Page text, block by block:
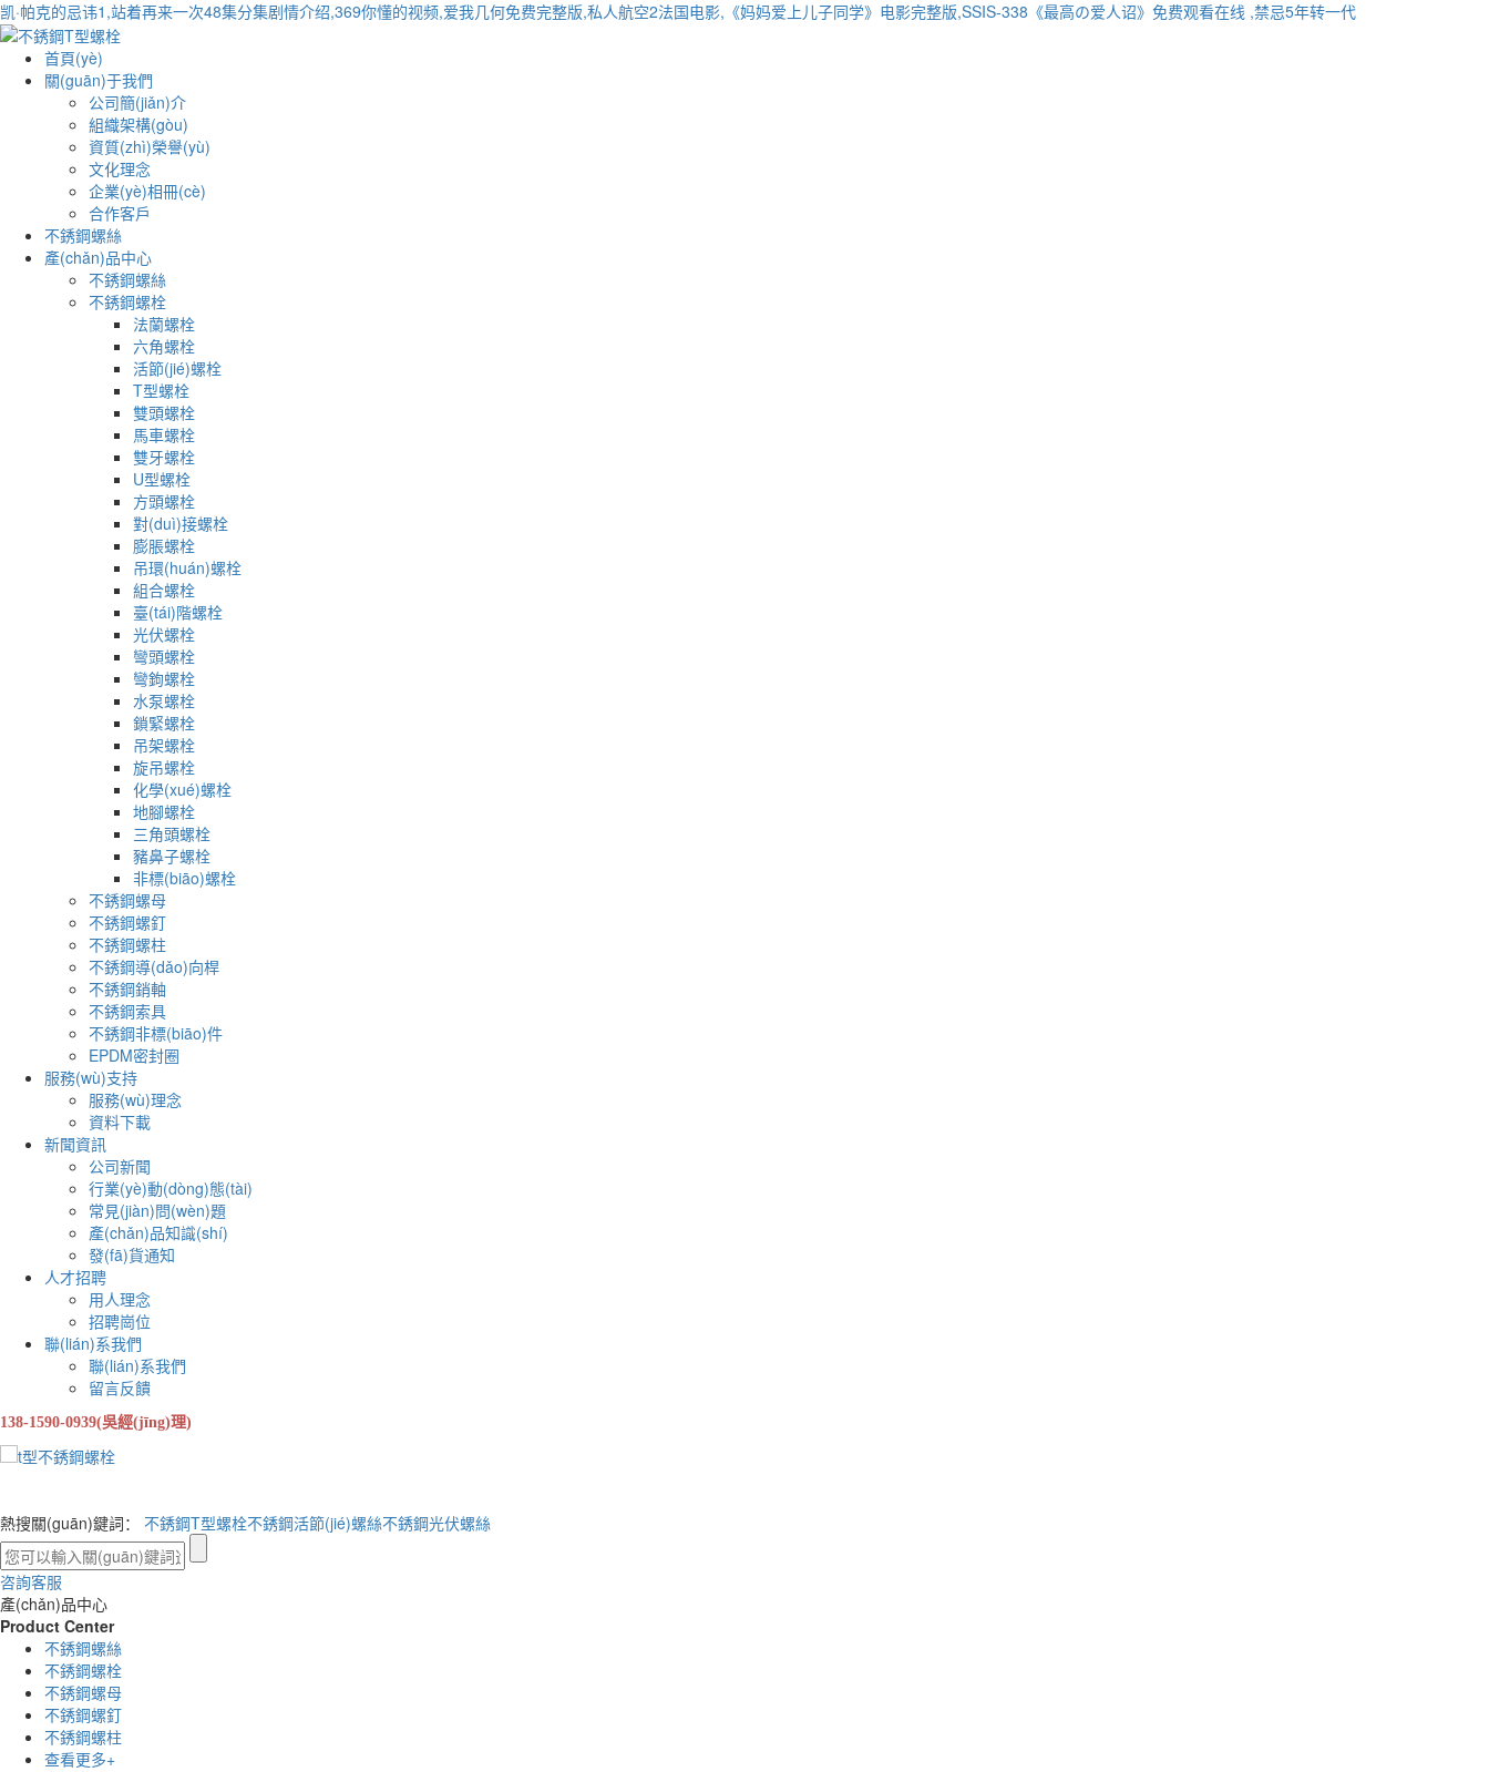
凯·帕克的忌讳1,站着再来一次48集分集剧情介绍,369你懂的视频,爱我几何免费完整版,私人航空2法国电影,《妈妈爱上儿子同学》电影完整版,SSIS-338《最高の爱人诏》免费观看在线 ,禁忌5年转一代
首頁(yè)
關(guān)于我們
公司簡(jiǎn)介
組織架構(gòu)
資質(zhì)榮譽(yù)
文化理念
企業(yè)相冊(cè)
合作客戶
不銹鋼螺絲
產(chǎn)品中心
不銹鋼螺絲
不銹鋼螺栓
法蘭螺栓
六角螺栓
活節(jié)螺栓
T型螺栓
雙頭螺栓
馬車螺栓
雙牙螺栓
U型螺栓
方頭螺栓
對(duì)接螺栓
膨脹螺栓
吊環(huán)螺栓
組合螺栓
臺(tái)階螺栓
光伏螺栓
彎頭螺栓
彎鉤螺栓
水泵螺栓
鎖緊螺栓
吊架螺栓
旋吊螺栓
化學(xué)螺栓
地腳螺栓
三角頭螺栓
豬鼻子螺栓
非標(biāo)螺栓
不銹鋼螺母
不銹鋼螺釘
不銹鋼螺柱
不銹鋼導(dǎo)向桿
不銹鋼銷軸
不銹鋼索具
不銹鋼非標(biāo)件
EPDM密封圈
服務(wù)支持
服務(wù)理念
資料下載
新聞資訊
公司新聞
行業(yè)動(dòng)態(tài)
常見(jiàn)問(wèn)題
產(chǎn)品知識(shí)
發(fā)貨通知
人才招聘
用人理念
招聘崗位
聯(lián)系我們
聯(lián)系我們
留言反饋
138-1590-0939(吳經(jīng)理)
熱搜關(guān)鍵詞： 不銹鋼T型螺栓不銹鋼活節(jié)螺絲不銹鋼光伏螺絲
咨詢客服
產(chǎn)品中心
Product Center
不銹鋼螺絲
不銹鋼螺栓
不銹鋼螺母
不銹鋼螺釘
不銹鋼螺柱
查看更多+